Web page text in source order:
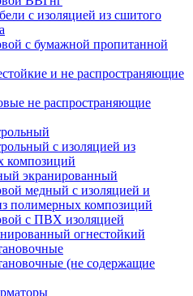
с изоляцией из сшитого
с бумажной пропитанной
и не распространяющие
не распространяющие
с изоляцией из
композиций
экранированный
медный с изоляцией и
полимерных композиций
с ПВХ изоляцией
огнестойкий
(не содержащие